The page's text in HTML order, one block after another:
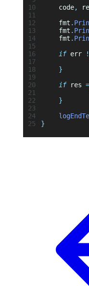
	code
,
	fmt
.
	fmt
.
	fmt
.
	if
err
	}
	if
res
	}
}